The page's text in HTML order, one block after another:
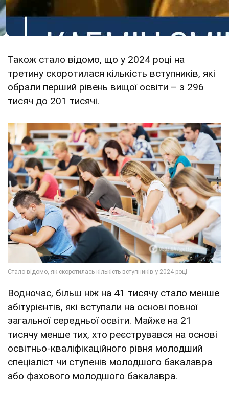
Також стало відомо, що у 2024 році на
третину скоротилася кількість вступників, які
обрали перший рівень вищої освіти – з 296
тисяч до 201 тисячі.
Водночас, більш ніж на 41 тисячу стало менше
абітурієнтів, які вступали на основі повної
загальної середньої освіти. Майже на 21
тисячу менше тих, хто реєструвався на основі
освітньо-кваліфікаційного рівня молодший
спеціаліст чи ступенів молодшого бакалавра
або фахового молодшого бакалавра.